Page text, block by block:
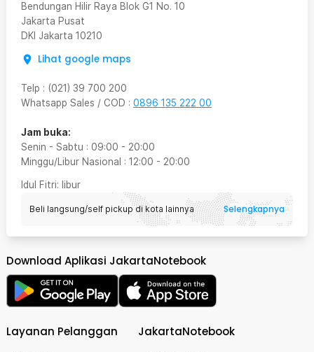
Bendungan Hilir Raya Blok G1 No. 10
Jakarta Pusat
DKI Jakarta 10210
Lihat google maps
Telp : (021) 39 700 200
Whatsapp Sales / COD : 0896 135 222 00
Jam buka:
Senin - Sabtu : 09:00 - 20:00
Minggu/Libur Nasional : 12:00 - 20:00
Idul Fitri: libur
Beli langsung/self pickup di kota lainnya Selengkapnya
Download Aplikasi JakartaNotebook
Layanan Pelanggan JakartaNotebook